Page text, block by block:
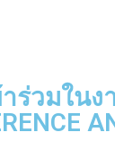
ร่วมใน